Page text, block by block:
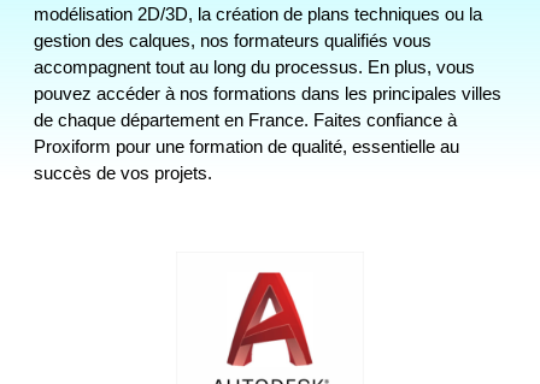
modélisation 2D/3D, la création de plans techniques ou la
gestion des calques, nos formateurs qualifiés vous
accompagnent tout au long du processus. En plus, vous
pouvez accéder à nos formations dans les principales villes
de chaque département en France. Faites confiance à
Proxiform pour une formation de qualité, essentielle au
succès de vos projets.